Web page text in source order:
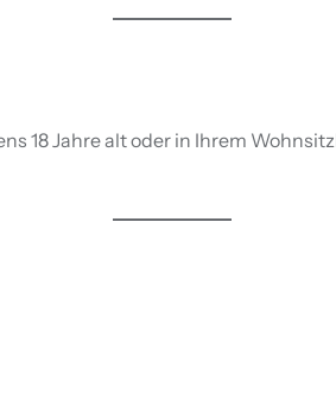
18 Jahre alt oder in Ihrem